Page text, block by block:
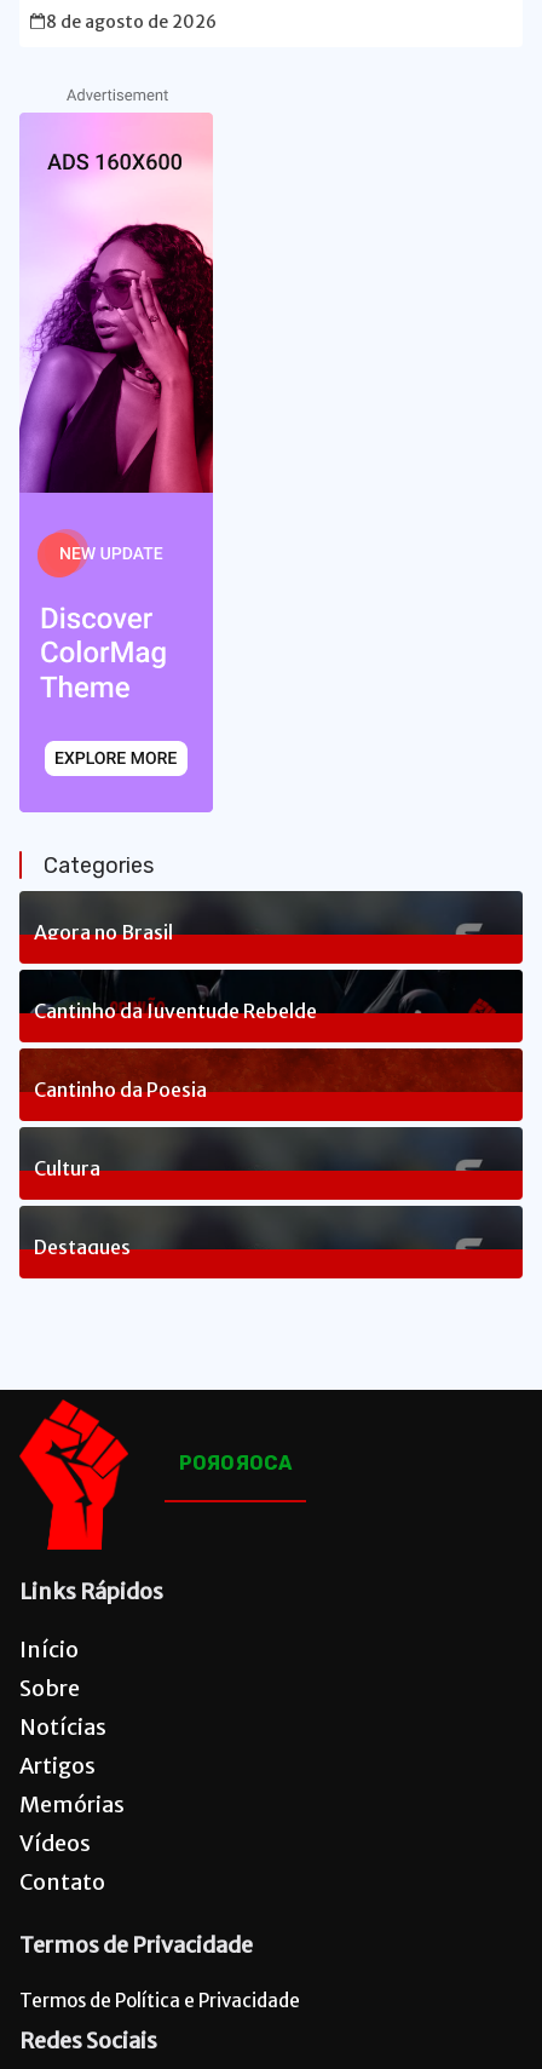
8 de agosto de 2026
Categories
Agora no Brasil
240Posts
Cantinho da Juventude Rebelde
3Posts
Cantinho da Poesia
1Posts
Cultura
83Posts
Destaques
POЯOЯOCA
Links Rápidos
Início
Sobre
Notícias
Artigos
Memórias
Vídeos
Contato
Termos de Privacidade
Termos de Política e Privacidade
Redes Sociais